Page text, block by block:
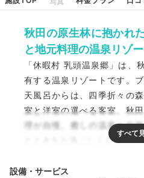
秋田の原生林に抱かれ
と地元料理の温泉リゾ
「休暇村 乳頭温泉郷」は、
有する温泉リゾートです。
天風呂からは、四季折々の
室と洋室の選べる客室、秋
理が自慢。癒しの温泉と自
とときをお過ごしください。
設備・サービス